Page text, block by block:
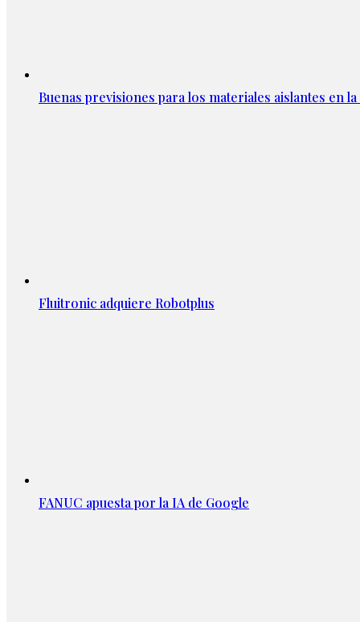
Buenas previsiones para los materiales aislantes en
Fluitronic adquiere Robotplus
FANUC apuesta por la IA de Google